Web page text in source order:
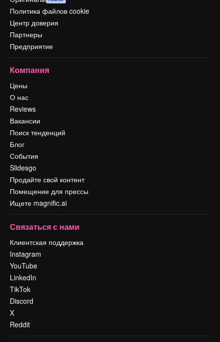
Политика файлов cookie
Центр доверия
Партнеры
Предприятие
Компания
Цены
О нас
Reviews
Вакансии
Поиск тенденций
Блог
События
Slidesgo
Продайте свой контент
Помещение для прессы
Ищете magnific.ai
Связаться с нами
Клиентская поддержка
Instagram
YouTube
LinkedIn
TikTok
Discord
X
Reddit